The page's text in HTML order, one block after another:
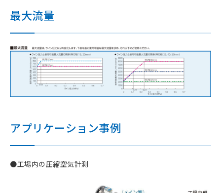
最大流量
アプリケーション事例
●工場内の圧縮空気計測